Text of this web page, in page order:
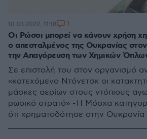
Οι Ρώσοι μπορεί να κάνουν χρήση
ο απεσταλμένος της Ουκρανίας
την Απαγόρευση των Χημικών
Σε επιστολή του στον οργανισμό
«κατεχόμενο Ντόνετσκ οι
μάσκες αερίων στους ντόπιους
ρωσικό στρατό» - Η Μόσχα
ότι χρηματοδότησε στην Ουκρανία
10.03.2022, 11:18 1